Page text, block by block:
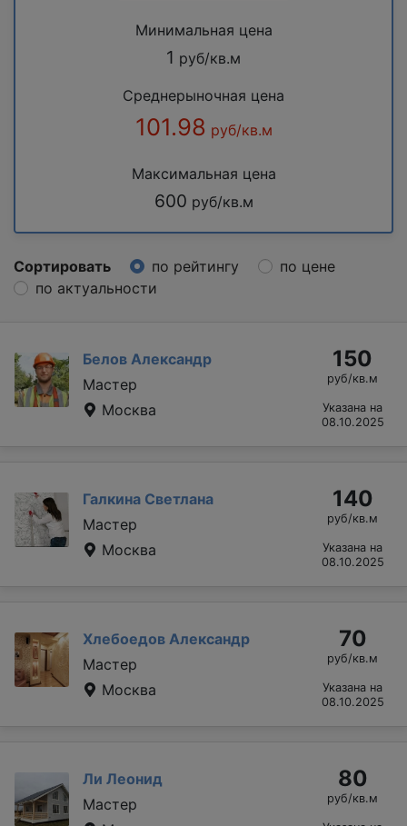
Минимальная цена
1 руб/кв.м
Среднерыночная цена
101.98 руб/кв.м
Максимальная цена
600 руб/кв.м
Сортировать по рейтингу
по цене
по актуальности
Белов Александр
Мастер
Москва
150
руб/кв.м
Указана на
08.10.2025
Галкина Светлана
Мастер
Москва
140
руб/кв.м
Указана на
08.10.2025
Хлебоедов Александр
Мастер
Москва
70
руб/кв.м
Указана на
08.10.2025
Ли Леонид
Мастер
80
руб/кв.м